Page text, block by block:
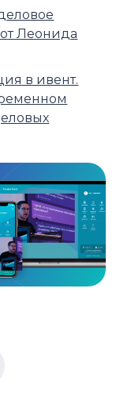
Леонида
в ивент.